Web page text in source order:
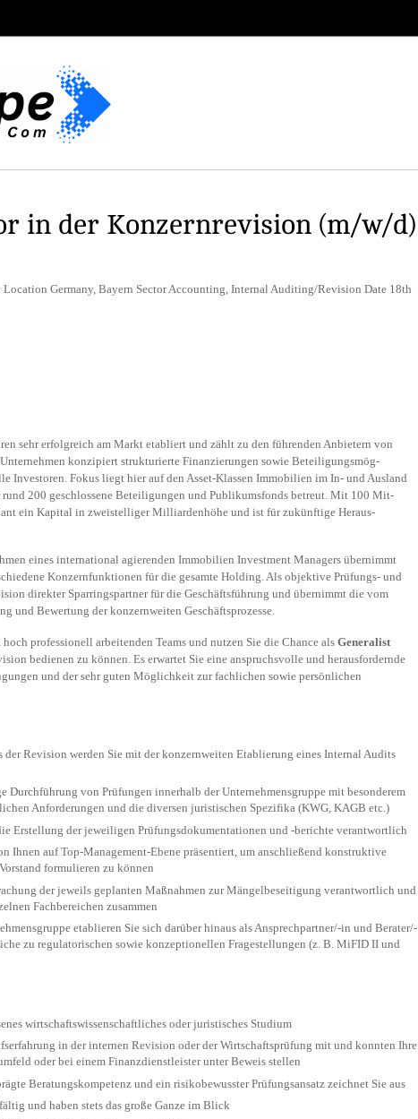
in der Konzernrevision (m/w/d)
Germany, Bayern Sector Accounting, Internal Auditing/Revision Date 18th
sehr erfolgreich am Markt etabliert und zählt zu den führenden Anbietern von
konzipiert strukturierte Finanzierungen sowie Beteili­gungs­mög­
Fokus liegt hier auf den Asset-Klassen Immobilien im In- und Ausland
rund 200 geschlossene Beteiligungen und Publikumsfonds betreut. Mit 100 Mit­
ein Kapital in zweistelliger Milliardenhöhe und ist für zukünftige Heraus­
eines international agierenden Immobilien Investment Managers übernimmt
Konzernfunktionen für die gesamte Holding. Als objektive Prüfungs- und
direkter Sparringspartner für die Ge­schäfts­führung und übernimmt die vom
und Bewertung der konzernweiten Geschäftsprozesse.
professionell arbeitenden Teams und nutzen Sie die Chance als Generalist
bedienen zu können. Es erwartet Sie eine anspruchsvolle und herausfordernde
und der sehr guten Möglichkeit zur fachlichen sowie persönlichen
der Revision werden Sie mit der konzernweiten Etablierung eines Internal Audits
Durchführung von Prüfungen innerhalb der Unternehmensgruppe mit besonderem
Anforderungen und die diversen juristischen Spezifika (KWG, KAGB etc.)
Erstellung der jeweiligen Prüfungsdokumentationen und -berichte verantwortlich
Ihnen auf Top-Management-Ebene präsentiert, um anschließend konstruktive
formulieren zu können
der jeweils geplanten Maßnahmen zur Mängel­be­sei­ti­gung verantwortlich und
Fachbereichen zusammen
etablieren Sie sich darüber hinaus als An­sprech­part­ner/-in und Berater/-
zu regulatorischen sowie kon­zeptio­nellen Fragestellungen (z. B. MiFID II und
wirt­schafts­wissen­schaftliches oder juristisches Studium
in der internen Revision oder der Wirtschaftsprüfung mit und konnten Ihre
oder bei einem Finanzdienstleister unter Beweis stellen
Beratungs­kompetenz und ein risikobewusster Prü­fungs­an­satz zeichnet Sie aus
und haben stets das große Ganze im Blick